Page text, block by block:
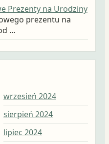
Prezenty na Urodziny
prezentu na
…
wrzesień 2024
sierpień 2024
lipiec 2024